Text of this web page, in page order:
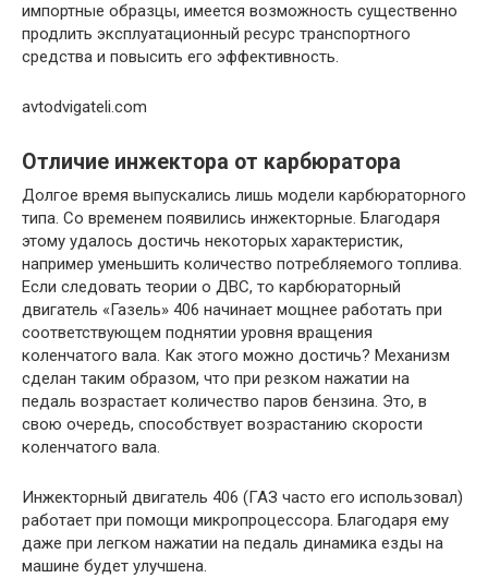
импортные образцы, имеется возможность существенно
продлить эксплуатационный ресурс транспортного
средства и повысить его эффективность.
avtodvigateli.com
Отличие инжектора от карбюратора
Долгое время выпускались лишь модели карбюраторного
типа. Со временем появились инжекторные. Благодаря
этому удалось достичь некоторых характеристик,
например уменьшить количество потребляемого топлива.
Если следовать теории о ДВС, то карбюраторный
двигатель «Газель» 406 начинает мощнее работать при
соответствующем поднятии уровня вращения
коленчатого вала. Как этого можно достичь? Механизм
сделан таким образом, что при резком нажатии на
педаль возрастает количество паров бензина. Это, в
свою очередь, способствует возрастанию скорости
коленчатого вала.
Инжекторный двигатель 406 (ГАЗ часто его использовал)
работает при помощи микропроцессора. Благодаря ему
даже при легком нажатии на педаль динамика езды на
машине будет улучшена.